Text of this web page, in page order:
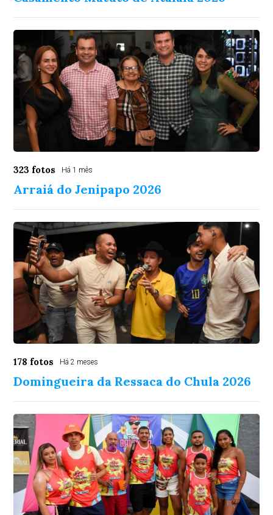
323 fotos Há 1 mês
Arraiá do Jenipapo 2026
178 fotos Há 2 meses
Domingueira da Ressaca do Chula 2026